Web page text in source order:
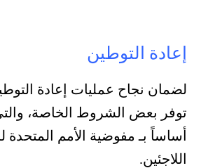
إعادة التوطين
لضمان نجاح عمليات إعادة
توفر بعض الشروط الخاصة،
أساساً بـ مفوضية الأمم
اللاجئين.